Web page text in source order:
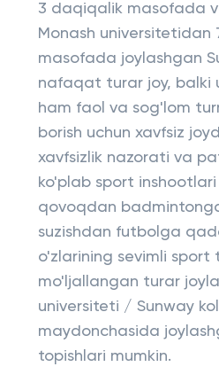
3 daqiqalik masofada
Monash universitetidan
masofada joylashgan
nafaqat turar joy, balki
ham faol va sog'lom
borish uchun xavfsiz
xavfsizlik nazorati va
ko'plab sport
qovoqdan
suzishdan futbolga
o'zlarining sevimli sport
mo'ljallangan turar
universiteti / Sunway
maydonchasida
topishlari mumkin.